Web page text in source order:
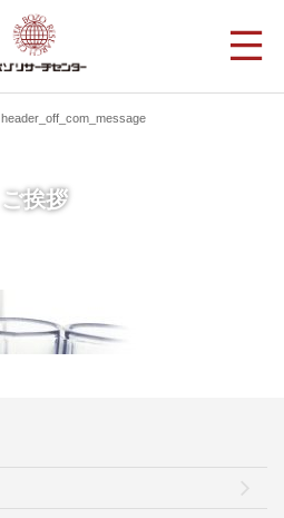
header_off_com_message
ご挨拶